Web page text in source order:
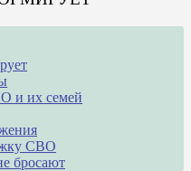
и их семей
СВО
бросают